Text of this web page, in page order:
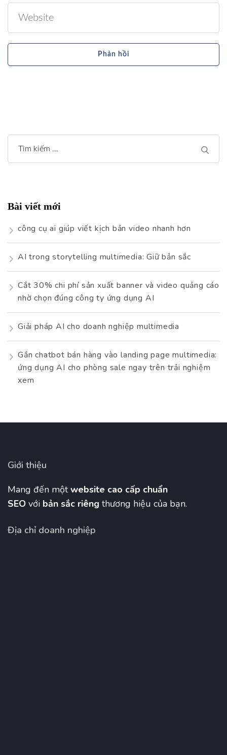
Tìm
kiếm
Bài viết mới
công cụ ai giúp viết kịch bản video nhanh hơn
AI trong storytelling multimedia: Giữ bản sắc
Cắt 30% chi phí sản xuất banner và video quảng cáo
nhờ chọn đúng công ty ứng dụng AI
Giải pháp AI cho doanh nghiệp multimedia
Gắn chatbot bán hàng vào landing page multimedia:
ứng dụng AI cho phòng sale ngay trên trải nghiệm
xem
Giới thiệu
Mang đến mộtwebsite cao cấp chuẩn
SEO với bản sắc riêng thương hiệu của bạn.
Địa chỉ doanh nghiệp